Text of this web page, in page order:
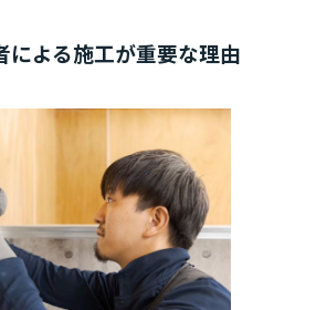
による施工が重要な理由